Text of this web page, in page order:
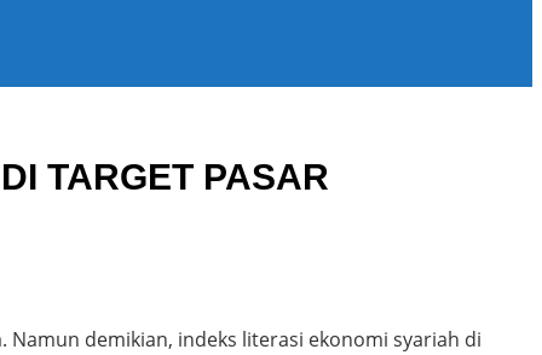
TARGET PASAR
demikian, indeks literasi ekonomi syariah di